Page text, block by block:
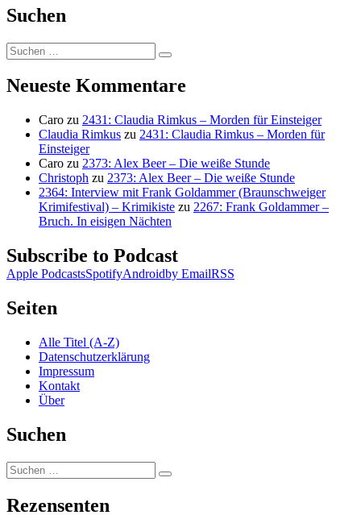
Suchen
Suchen
nach:
Suchen
Neueste Kommentare
Caro zu 2431: Claudia Rimkus – Morden für Einsteiger
Claudia Rimkus zu 2431: Claudia Rimkus – Morden für
Einsteiger
Caro zu 2373: Alex Beer – Die weiße Stunde
Christoph zu 2373: Alex Beer – Die weiße Stunde
2364: Interview mit Frank Goldammer (Braunschweiger
Krimifestival) – Krimikiste zu 2267: Frank Goldammer –
Bruch. In eisigen Nächten
Subscribe to Podcast
Apple PodcastsSpotifyAndroidby EmailRSS
Seiten
Alle Titel (A-Z)
Datenschutzerklärung
Impressum
Kontakt
Über
Suchen
Suchen
nach:
Suchen
Rezensenten